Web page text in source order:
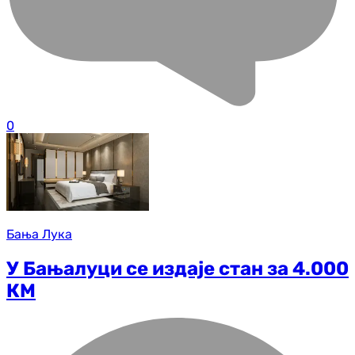
0
Бања Лука
У Бањалуци се издаје стан за 4.000
КМ